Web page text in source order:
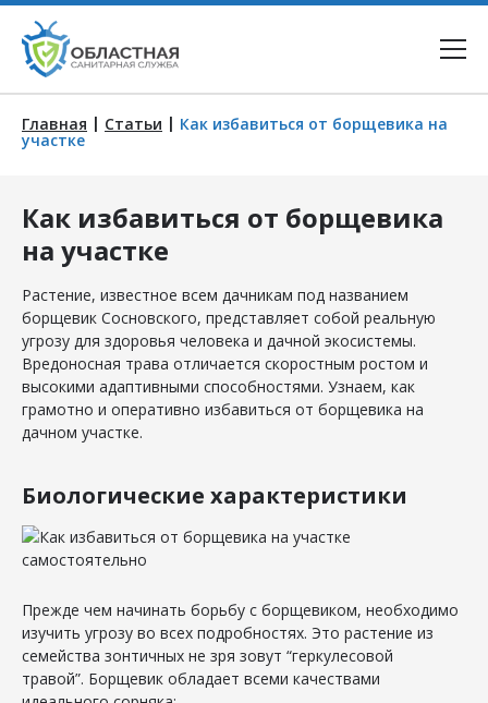
Главная | Статьи | Как избавиться от борщевика на
участке
Как избавиться от борщевика
на участке
Растение, известное всем дачникам под названием
борщевик Сосновского, представляет собой реальную
угрозу для здоровья человека и дачной экосистемы.
Вредоносная трава отличается скоростным ростом и
высокими адаптивными способностями. Узнаем, как
грамотно и оперативно избавиться от борщевика на
дачном участке.
Биологические характеристики
Прежде чем начинать борьбу с борщевиком, необходимо
изучить угрозу во всех подробностях. Это растение из
семейства зонтичных не зря зовут “геркулесовой
травой”. Борщевик обладает всеми качествами